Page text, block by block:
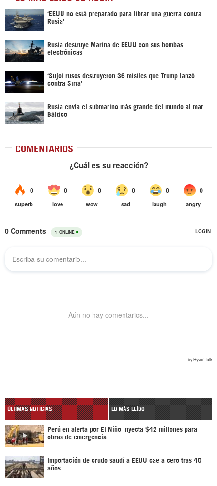
‘EEUU no está preparado para librar una guerra contra
Rusia’
Rusia destruye Marina de EEUU con sus bombas
electrónicas
‘Sujoi rusos destruyeron 36 misiles que Trump lanzó
contra Siria’
Rusia envía el submarino más grande del mundo al mar
Báltico
COMENTARIOS
ÚLTIMAS NOTICIAS LO MÁS LEÍDO
Perú en alerta por El Niño inyecta $42 millones para
obras de emergencia
Importación de crudo saudí a EEUU cae a cero tras 40
años